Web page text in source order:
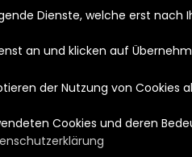
Kontakt|
Dienste, welche erst nach
an und klicken auf
der Nutzung von Cookies
Cookies und deren